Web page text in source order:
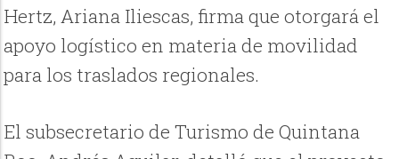
Hertz, Ariana Iliescas, firma que otorgará el
apoyo logístico en materia de movilidad
para los traslados regionales.
El subsecretario de Turismo de Quintana